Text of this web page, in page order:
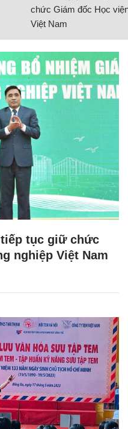
chức Giám đốc Học
Việt Nam
tiếp tục giữ chức
nghiệp Việt Nam